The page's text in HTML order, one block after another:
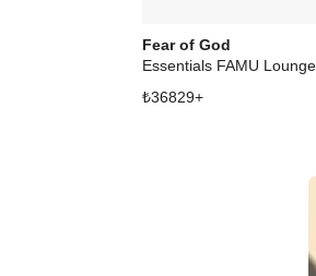
Fear of God
₺36829+